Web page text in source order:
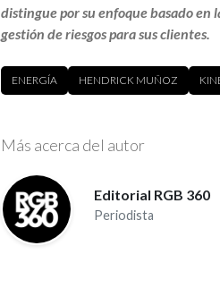
distingue por su enfoque basado
gestión de riesgos para sus clientes.
ENERGÍA HENDRICK MUÑOZ
Más acerca del autor
Editorial RGB 360
Periodista